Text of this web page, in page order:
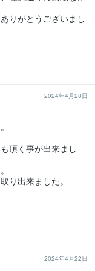
りがとうございまし
2024年4月28日
頂く事が出来まし
り出来ました。
2024年4月22日